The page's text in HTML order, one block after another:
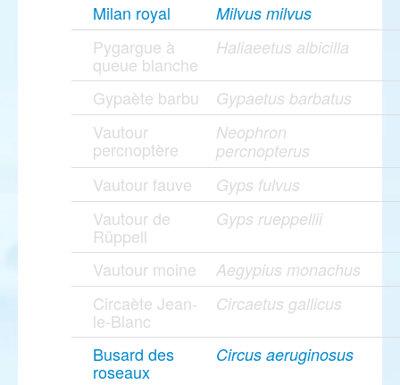
Milan royal Milvus milvus
Pygargue à
queue blanche
Haliaeetus albicilla
Gypaète barbu Gypaetus barbatus
Vautour
percnoptère
Neophron
percnopterus
Vautour fauve Gyps fulvus
Vautour de
Rüppell
Gyps rueppellii
Vautour moine Aegypius monachus
Circaète Jean-
le-Blanc
Circaetus gallicus
Busard des
roseaux
Circus aeruginosus